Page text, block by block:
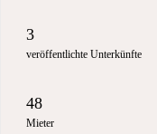
3
veröffentlichte Unterkünfte
48
Mieter